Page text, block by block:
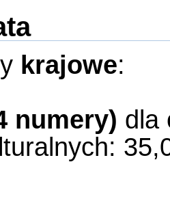
krajowe:
numery) dla